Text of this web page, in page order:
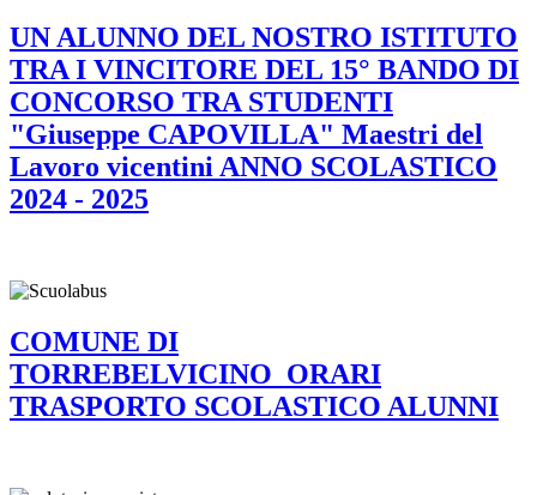
UN ALUNNO DEL NOSTRO ISTITUTO
TRA I VINCITORE DEL 15° BANDO DI
CONCORSO TRA STUDENTI
"Giuseppe CAPOVILLA" Maestri del
Lavoro vicentini ANNO SCOLASTICO
2024 - 2025
COMUNE DI
TORREBELVICINO_ORARI
TRASPORTO SCOLASTICO ALUNNI